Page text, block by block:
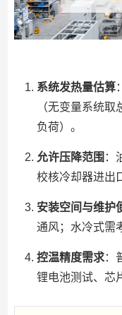
系统发热量估算
（无变量系统
负荷）。
允许压降范围 ：
校核冷却器进出
安装空间与维护
通风；水冷式需
控温精度需求：
锂电池测试、芯